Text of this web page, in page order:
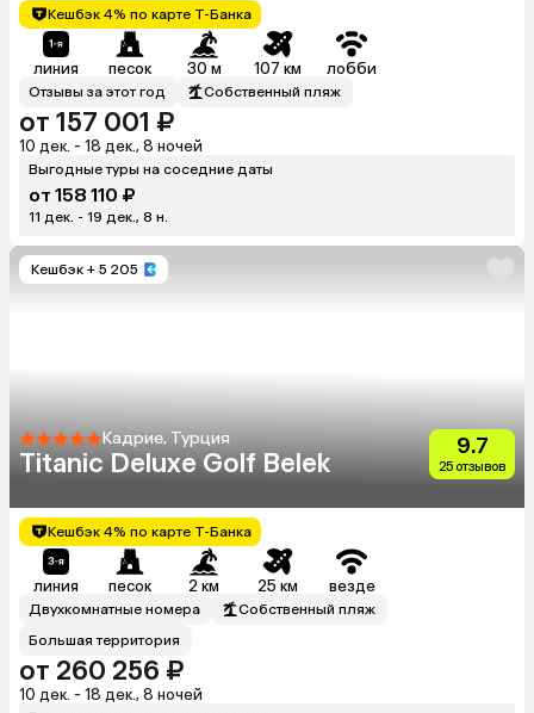
Кешбэк 4% по карте Т-Банка
линия песок 30 м 107 км лобби
Отзывы за этот год Собственный пляж
от 157 001 ₽
10 дек. - 18 дек., 8 ночей
Выгодные туры на соседние даты
от 158 110 ₽
11 дек. - 19 дек., 8 н.
Кешбэк + 5 205
Кадрие, Турция
Titanic Deluxe Golf Belek
9.7
25 отзывов
Кешбэк 4% по карте Т-Банка
линия песок 2 км 25 км везде
Двухкомнатные номера
Собственный пляж
Большая территория
от 260 256 ₽
10 дек. - 18 дек., 8 ночей